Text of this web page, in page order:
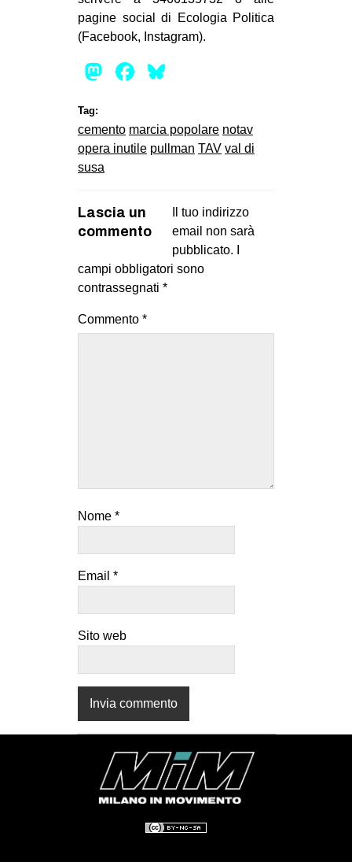
AFRICA
AMERICHE
ESTREMO ORIENTE
MONDO
in
Fb
pagine social di Ecologia Politica
(Facebook, Instagram).
Mastodon
Facebook
Tag:
cemento marcia popolare notav
opera inutile pullman TAV val di
susa
Lascia un
commento
Il tuo indirizzo
email non sarà
pubblicato.
campi obbligatori sono
contrassegnati *
Commento *
Nome *
Email *
Sito web